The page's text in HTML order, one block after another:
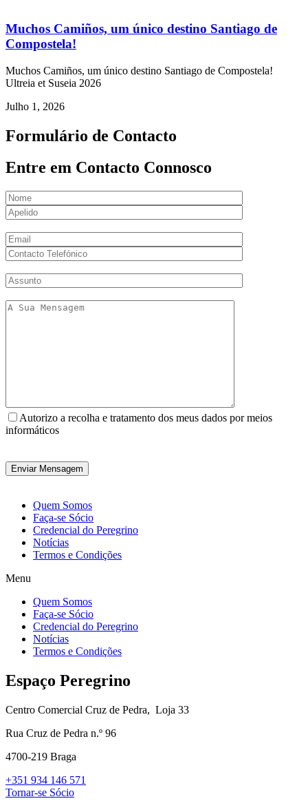
Muchos Camiños, um único destino Santiago de
Compostela!
Muchos Camiños, um único destino Santiago de Compostela!
Ultreia et Suseia 2026
Julho 1, 2026
Formulário de Contacto
Entre em Contacto Connosco
Autorizo a recolha e tratamento dos meus dados por meios
informáticos
Quem Somos
Faça-se Sócio
Credencial do Peregrino
Notícias
Termos e Condições
Menu
Quem Somos
Faça-se Sócio
Credencial do Peregrino
Notícias
Termos e Condições
Espaço Peregrino
Centro Comercial Cruz de Pedra, Loja 33
Rua Cruz de Pedra n.º 96
4700-219 Braga
+351 934 146 571
Tornar-se Sócio